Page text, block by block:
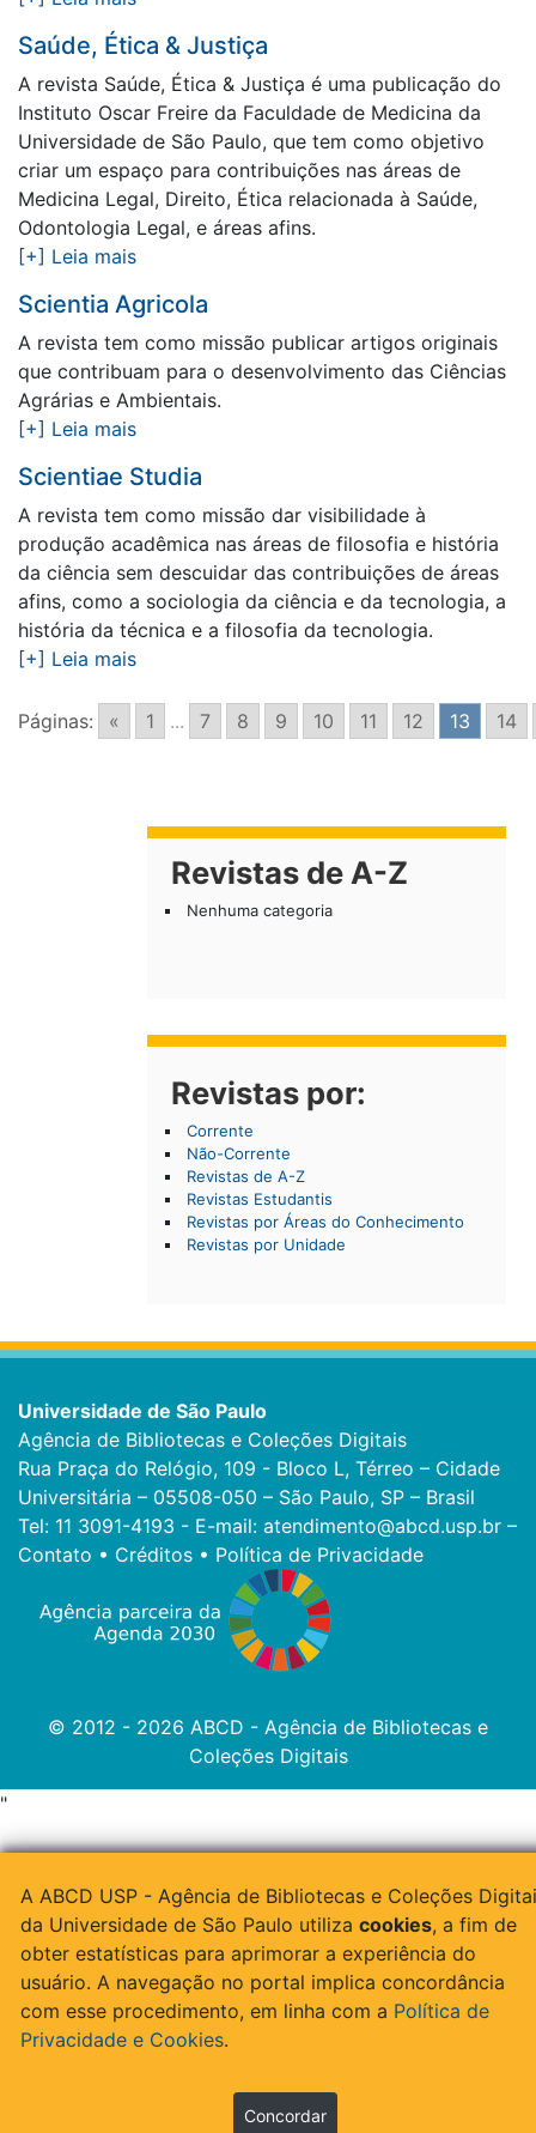
Saúde, Ética & Justiça
A revista Saúde, Ética & Justiça é uma publicação do
Instituto Oscar Freire da Faculdade de Medicina da
Universidade de São Paulo, que tem como objetivo
criar um espaço para contribuições nas áreas de
Medicina Legal, Direito, Ética relacionada à Saúde,
Odontologia Legal, e áreas afins.
[+] Leia mais
Scientia Agricola
A revista tem como missão publicar artigos originais
que contribuam para o desenvolvimento das Ciências
Agrárias e Ambientais.
[+] Leia mais
Scientiae Studia
A revista tem como missão dar visibilidade à
produção acadêmica nas áreas de filosofia e história
da ciência sem descuidar das contribuições de áreas
afins, como a sociologia da ciência e da tecnologia, a
história da técnica e a filosofia da tecnologia.
[+] Leia mais
Páginas: « 1 ... 7 8 9 10 11 12 13 14
Revistas de A-Z
Nenhuma categoria
Revistas por:
Corrente
Não-Corrente
Revistas de A-Z
Revistas Estudantis
Revistas por Áreas do Conhecimento
Revistas por Unidade
Universidade de São Paulo
Agência de Bibliotecas e Coleções Digitais
Rua Praça do Relógio, 109 - Bloco L, Térreo – Cidade
Universitária – 05508-050 – São Paulo, SP – Brasil
Tel: 11 3091-4193 - E-mail: atendimento@abcd.usp.br –
Contato • Créditos • Política de Privacidade
© 2012 - 2026 ABCD - Agência de Bibliotecas e
Coleções Digitais
A ABCD USP - Agência de Bibliotecas e Coleções
da Universidade de São Paulo utiliza cookies, a fim de
obter estatísticas para aprimorar a experiência do
usuário. A navegação no portal implica concordância
com esse procedimento, em linha com a Política de
Privacidade e Cookies.
Concordar
"